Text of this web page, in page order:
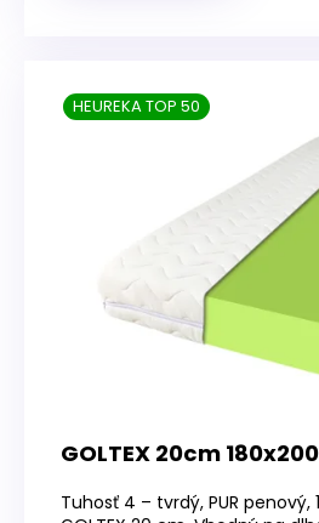
GOLTEX 20cm
HEUREKA TOP 50
Tuhosť 4 – tvrdý, PUR penový,